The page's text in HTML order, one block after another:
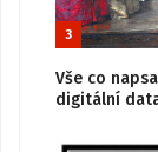
3
Vše co
digitální